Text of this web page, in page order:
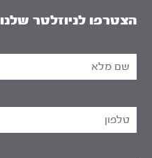
הצטרפו לניוזלטר שלנו